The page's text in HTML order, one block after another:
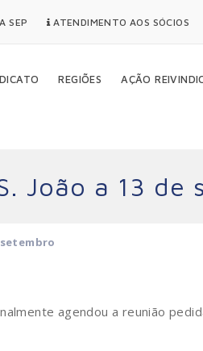
SEP ATENDIMENTO AOS SÓCIOS
REGIÕES AÇÃO
João a 13 de
agendou a reunião